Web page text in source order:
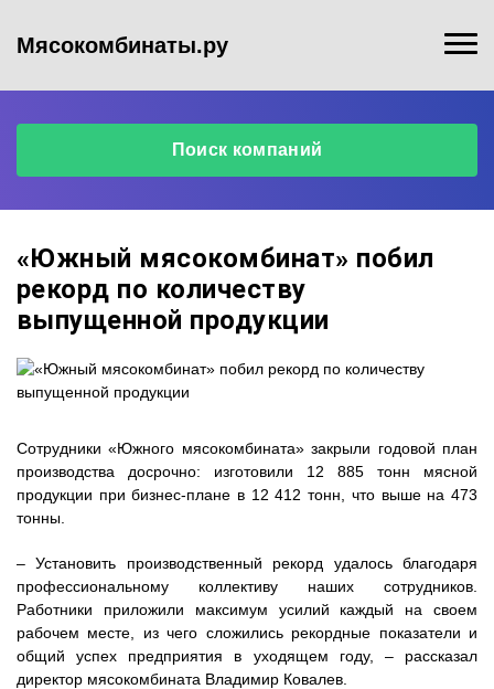
Мясокомбинаты.ру
Поиск компаний
«Южный мясокомбинат» побил
рекорд по количеству
выпущенной продукции
Сотрудники «Южного мясокомбината» закрыли годовой план
производства досрочно: изготовили 12 885 тонн мясной
продукции при бизнес-плане в 12 412 тонн, что выше на 473
тонны.
– Установить производственный рекорд удалось благодаря
профессиональному коллективу наших сотрудников.
Работники приложили максимум усилий каждый на своем
рабочем месте, из чего сложились рекордные показатели и
общий успех предприятия в уходящем году, – рассказал
директор мясокомбината Владимир Ковалев.